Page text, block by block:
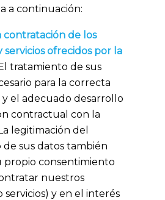
a continuación:
contratación de los
ofrecidos por la
tratamiento de sus
para la correcta
el adecuado desarrollo
contractual con la
legitimación del
sus datos también
propio consentimiento
nuestros
servicios) y en el interés